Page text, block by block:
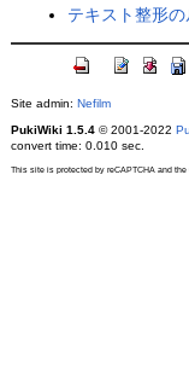
テキスト整形
Site admin: Nefilm
PukiWiki 1.5.4© 2001-2022
convert time: 0.010 sec.
This site is protected by reCAPTCHA and the